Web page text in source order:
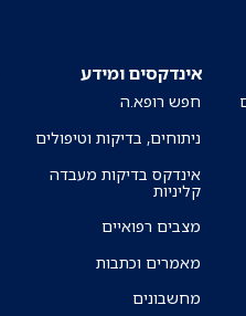
אינדקסים ומידע
חפש רופא.ה
ניתוחים, בדיקות וטיפולים
אינדקס בדיקות מעבדה
קליניות
מצבים רפואיים
מאמרים וכתבות
מחשבונים